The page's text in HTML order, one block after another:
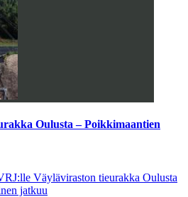
Oulusta – Poikkimaantien
Väyläviraston tieurakka Oulusta
jatkuu